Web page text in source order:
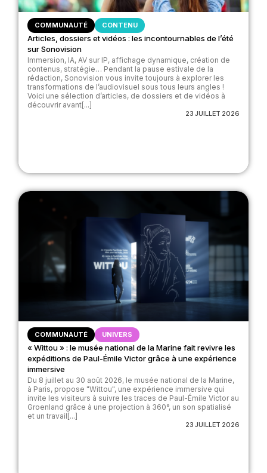
COMMUNAUTÉ CONTENU
Articles, dossiers et vidéos : les incontournables de l’été
sur Sonovision
Immersion, IA, AV sur IP, affichage dynamique, création de
contenus, stratégie… Pendant la pause estivale de la
rédaction, Sonovision vous invite toujours à explorer les
transformations de l’audiovisuel sous tous leurs angles !
Voici une sélection d’articles, de dossiers et de vidéos à
découvrir avant[...]
23 JUILLET 2026
COMMUNAUTÉ UNIVERS
« Wittou » : le musée national de la Marine fait revivre les
expéditions de Paul-Émile Victor grâce à une expérience
immersive
Du 8 juillet au 30 août 2026, le musée national de la Marine,
à Paris, propose "Wittou", une expérience immersive qui
invite les visiteurs à suivre les traces de Paul-Émile Victor au
Groenland grâce à une projection à 360°, un son spatialisé
et un travail[...]
23 JUILLET 2026